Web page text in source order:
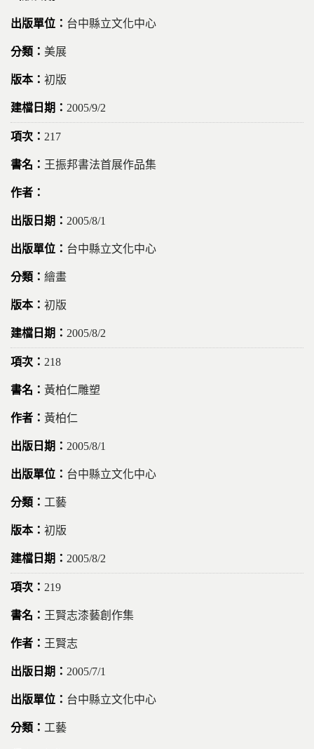
台中縣立文化中心
美展
初版
2005/9/2
217
王振邦書法首展作品集
2005/8/1
台中縣立文化中心
繪畫
初版
2005/8/2
218
黃柏仁雕塑
黃柏仁
2005/8/1
台中縣立文化中心
工藝
初版
2005/8/2
219
王賢志漆藝創作集
王賢志
2005/7/1
台中縣立文化中心
工藝